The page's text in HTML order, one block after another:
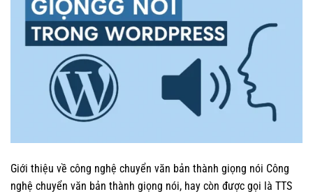
Giới thiệu về công nghệ chuyển văn bản thành giọng nói Công
nghệ chuyển văn bản thành giọng nói, hay còn được gọi là TTS